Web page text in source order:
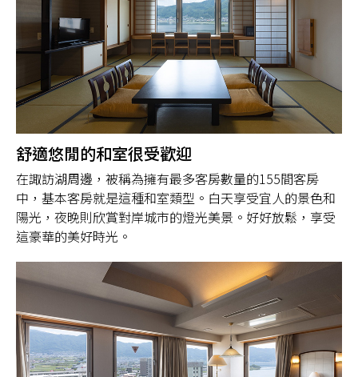
舒適悠閒的和室很受歡迎
在諏訪湖周邊，被稱為擁有最多客房數量的155間客房
中，基本客房就是這種和室類型。白天享受宜人的景色和
陽光，夜晚則欣賞對岸城市的燈光美景。好好放鬆，享受
這豪華的美好時光。